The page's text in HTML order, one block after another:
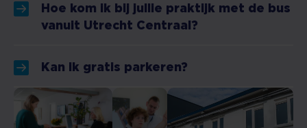
Hoe kom ik bij jullie praktijk met de bus
vanuit Utrecht Centraal?
Kan ik gratis parkeren?